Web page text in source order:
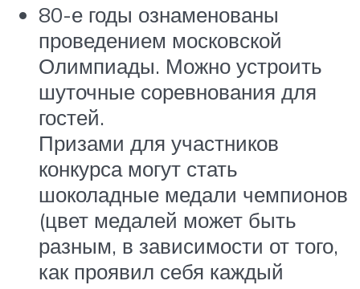
80-е годы ознаменованы
проведением московской
Олимпиады. Можно устроить
шуточные соревнования для
гостей.
Призами для участников
конкурса могут стать
шоколадные медали чемпионов
(цвет медалей может быть
разным, в зависимости от того,
как проявил себя каждый